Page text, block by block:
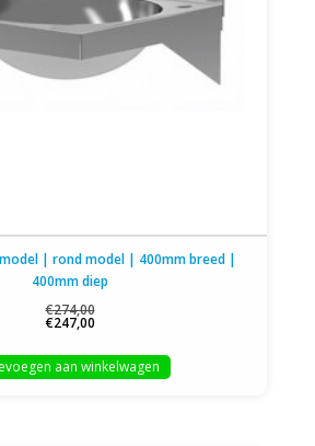
| rond model | 400mm breed |
400mm diep
€274,00
€247,00
aan winkelwagen